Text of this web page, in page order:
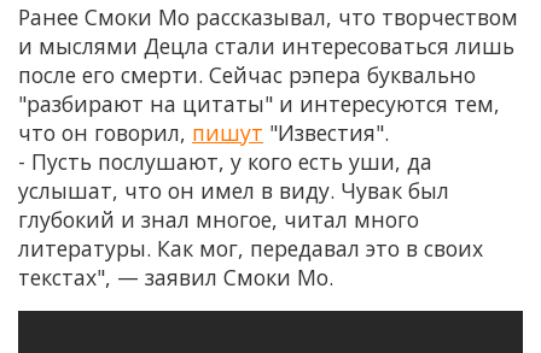
Ранее Смоки Мо рассказывал, что творчеством
и мыслями Децла стали интересоваться лишь
после его смерти. Сейчас рэпера буквально
"разбирают на цитаты" и интересуются тем,
что он говорил, пишут "Известия".
- Пусть послушают, у кого есть уши, да
услышат, что он имел в виду. Чувак был
глубокий и знал многое, читал много
литературы. Как мог, передавал это в своих
текстах", — заявил Смоки Мо.